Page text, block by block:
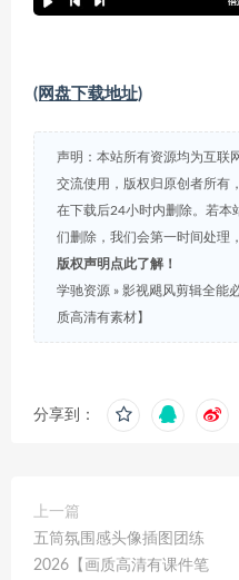
(网盘下载地址)
声明：本站所有资源均为互联
交流使用，版权归原创者所有
在下载后24小时内删除。若本
们删除，我们会第一时间处理
版权声明点此了解！
学驰资源 » 影视飓风剪辑全能
质高清有素材】
分享到：
上一篇
五筒氛围感头像插图团练
2026【画质高清有课件笔